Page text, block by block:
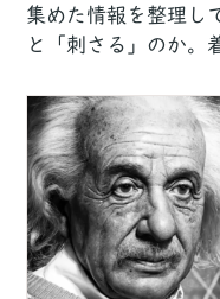
集めた情報を整理し
と「刺さる」のか。